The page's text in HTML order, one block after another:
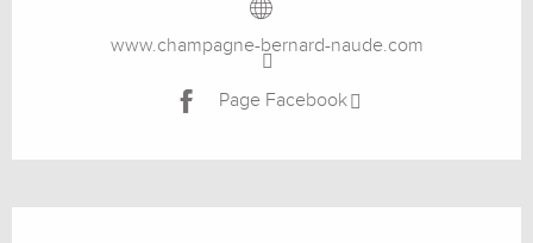
www.champagne-bernard-naude.com
Page Facebook